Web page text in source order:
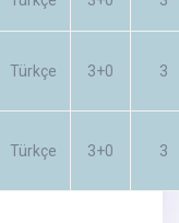
Türkçe 3+0 3
Türkçe 3+0 3